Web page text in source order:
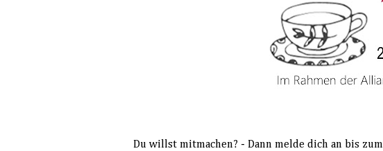
Du willst mitmachen? - Dann melde dich an bis zum